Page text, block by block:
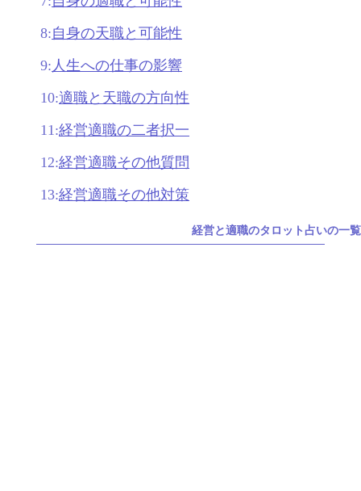
8:自身の天職と可能性
9: 人生への仕事の影響
10:適職と天職の方向性
11:経営適職の二者択一
12:経営適職その他質問
13:経営適職その他対策
経営と適職のタロット占いの一覧